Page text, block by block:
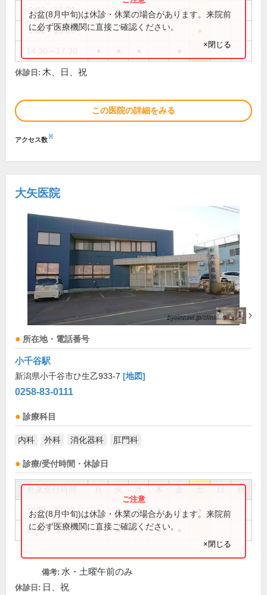
9:00～12:30 ● ● ● ●
9:00～13:00
お盆(8月中旬)は休診・休業の場合があります。来院前
に必ず医療機関に直接ご確認ください。
×閉じる
休診日: 木、日、祝
この医院の詳細をみる
アクセス数※
大矢医院
所在地・電話番号
小千谷駅
新潟県小千谷市ひ生乙933-7 [地図]
0258-83-0111
診療科目
内科 外科 消化器科 肛門科
診療/受付時間・休診日
祝
9:00～12:30 ● ● ● ● ●
15:00～18:00 ● ● ●
お盆(8月中旬)は休診・休業の場合があります。来院前
に必ず医療機関に直接ご確認ください。
×閉じる
備考: 水・土曜午前のみ
休診日: 日、祝